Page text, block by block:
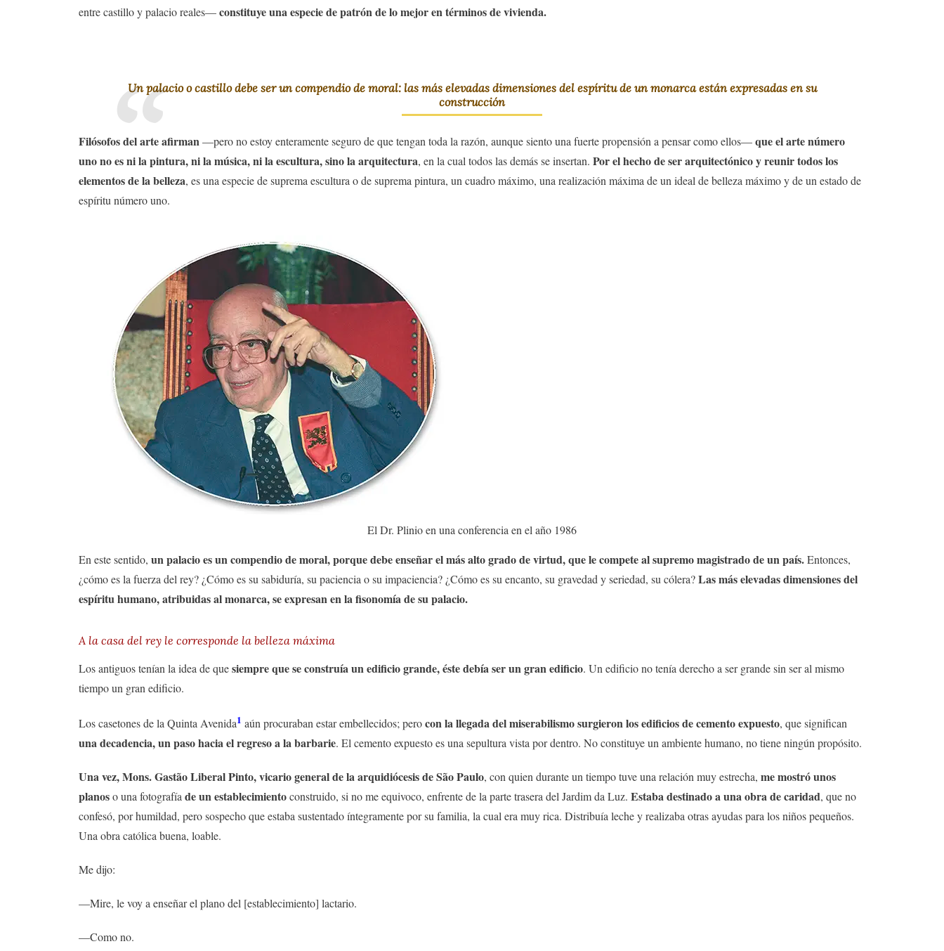
entre castillo y palacio reales—constituye una especie de patrón de lo mejor en términos de vivienda.
Un palacio o castillo debe ser un compendio de moral: las más elevadas dimensiones del espíritu de un monarca están expresadas en su
construcción
Filósofos del arte afirman—pero no estoy enteramente seguro de que tengan toda la razón, aunque siento una fuerte propensión a pensar como ellos—que el arte número
uno no es ni la pintura, ni la música, ni la escultura, sino la arquitectura, en la cual todos las demás se insertan. Por el hecho de ser arquitectónico y reunir todos los
elementos de la belleza, es una especie de suprema escultura o de suprema pintura, un cuadro máximo, una realización máxima de un ideal de belleza máximo y de un estado de
espíritu número uno.
El Dr. Plinio en una conferencia en el año 1986
En este sentido, un palacio es un compendio de moral, porque debe enseñar el más alto grado de virtud, que le compete al supremo magistrado de un país.Entonces,
¿cómo es la fuerza del rey? ¿Cómo es su sabiduría, su paciencia o su impaciencia? ¿Cómo es su encanto, su gravedad y seriedad, su cólera?Las más elevadas dimensiones del
espíritu humano, atribuidas al monarca, se expresan en la fisonomía de su palacio.
A la casa del rey le corresponde la belleza máxima
Los antiguos tenían la idea de quesiempre que se construía un edificio grande, éste debía ser un gran edificio. Un edificio no tenía derecho a ser grande sin ser al mismo
tiempo un gran edificio.
Los casetones de la Quinta Avenida1 aún procuraban estar embellecidos; perocon la llegada del miserabilismo surgieron los edificios de cemento expuesto, que significan
una decadencia, un paso hacia el regreso a la barbarie. El cemento expuesto es una sepultura vista por dentro. No constituye un ambiente humano, no tiene ningún propósito.
Una vez, Mons. Gastão Liberal Pinto, vicario general de la arquidiócesis de São Paulo, con quien durante un tiempo tuve una relación muy estrecha, me mostró unos
planoso una fotografíade un establecimientoconstruido, si no me equivoco, enfrente de la parte trasera del Jardim da Luz. Estaba destinado a una obra de caridad, que no
confesó, por humildad, pero sospecho que estaba sustentado íntegramente por su familia, la cual era muy rica. Distribuía leche y realizaba otras ayudas para los niños pequeños.
Una obra católica buena, loable.
Me dijo:
—Mire, le voy a enseñar el plano del [establecimiento] lactario.
—Como no.